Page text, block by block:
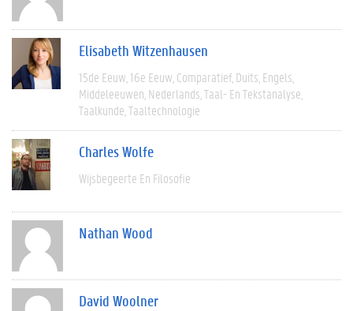
Elisabeth Witzenhausen
15de Eeuw 16e Eeuw Comparatief Duits Engels
Middeleeuwen Nederlands Taal- En Tekstanalyse
Taalkunde Taaltechnologie
Charles Wolfe
Wijsbegeerte En Filosofie
Nathan Wood
David Woolner